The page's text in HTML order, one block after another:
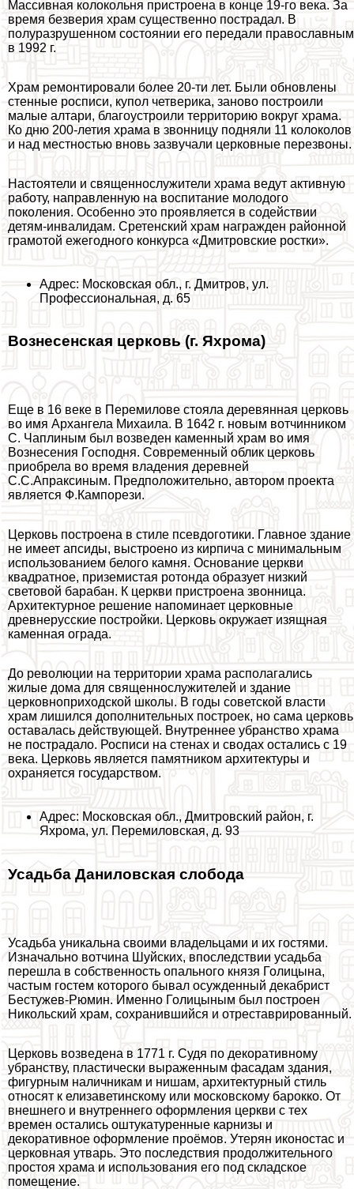
Массивная колокольня пристроена в конце 19-го века. За
время безверия храм существенно пострадал. В
полуразрушенном состоянии его передали православным
в 1992 г.
Храм ремонтировали более 20-ти лет. Были обновлены
стенные росписи, купол четверика, заново построили
малые алтари, благоустроили территорию вокруг храма.
Ко дню 200-летия храма в звонницу подняли 11 колоколов
и над местностью вновь зазвучали церковные перезвоны.
Настоятели и священнослужители храма ведут активную
работу, направленную на воспитание молодого
поколения. Особенно это проявляется в содействии
детям-инвалидам. Сретенский храм награжден районной
грамотой ежегодного конкурса «Дмитровские ростки».
Адрес: Московская обл., г. Дмитров, ул.
Профессиональная, д. 65
Вознесенская церковь (г. Яхрома)
Еще в 16 веке в Перемилове стояла деревянная церковь
во имя Архангела Михаила. В 1642 г. новым вотчинником
С. Чаплиным был возведен каменный храм во имя
Вознесения Господня. Современный облик церковь
приобрела во время владения деревней
С.С.Апpaксиным. Предположительно, автором проекта
является Ф.Кампорези.
Церковь построена в стиле псевдоготики. Главное здание
не имеет апсиды, выстроено из кирпича с минимальным
использованием белого камня. Основание церкви
квадратное, приземистая ротонда образует низкий
световой баpaбан. К церкви пристроена звонница.
Архитектурное решение напоминает церковные
древнерусские постройки. Церковь окружает изящная
каменная ограда.
До революции на территории храма располагались
жилые дома для священнослужителей и здание
церковноприходской школы. В годы советской власти
храм лишился дополнительных построек, но сама церковь
оставалась действующей. Внутреннее убранство храма
не пострадало. Росписи на стенах и сводах остались с 19
века. Церковь является памятником архитектуры и
охраняется государством.
Адрес: Московская обл., Дмитровский район, г.
Яхрома, ул. Перемиловская, д. 93
Усадьба Даниловская слобода
Усадьба уникальна своими владельцами и их гостями.
Изначально вотчина Шуйских, впоследствии усадьба
перешла в собственность опального князя Голицына,
частым гостем которого бывал осужденный декабрист
Бестужев-Рюмин. Именно Голицыным был построен
Никольский храм, сохранившийся и отреставрированный.
Церковь возведена в 1771 г. Судя по декоративному
убранству, пластически выраженным фасадам здания,
фигурным наличникам и нишам, архитектурный стиль
относят к елизаветинскому или московскому барокко. От
внешнего и внутреннего оформления церкви с тех
времен остались оштукатуренные карнизы и
декоративное оформление проёмов. Утерян иконостас и
церковная утварь. Это последствия продолжительного
простоя храма и использования его под складское
помещение.